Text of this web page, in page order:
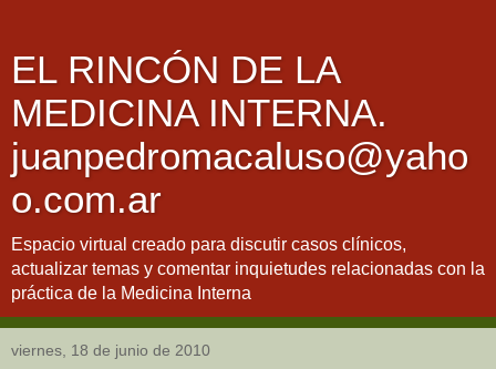
EL RINCÓN DE LA
MEDICINA INTERNA.
juanpedromacaluso@yaho
o.com.ar
Espacio virtual creado para discutir casos clínicos,
actualizar temas y comentar inquietudes relacionadas con la
práctica de la Medicina Interna
viernes, 18 de junio de 2010